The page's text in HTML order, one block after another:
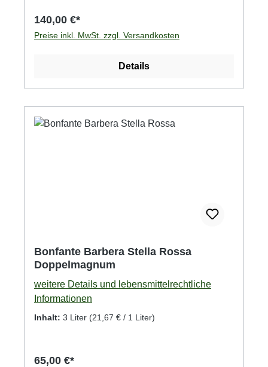
140,00 €*
Preise inkl. MwSt. zzgl. Versandkosten
Details
Bonfante Barbera Stella Rossa
Doppelmagnum
weitere Details und lebensmittelrechtliche
Informationen
Inhalt: 3 Liter (21,67 € / 1 Liter)
65,00 €*